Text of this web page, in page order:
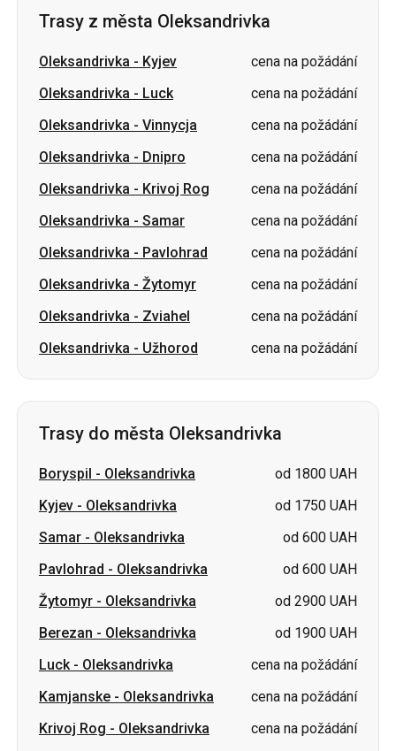
Trasy z města Oleksandrivka
Oleksandrivka - Kyjev
cena na požádání
Oleksandrivka - Luck
cena na požádání
Oleksandrivka - Vinnycja
cena na požádání
Oleksandrivka - Dnipro
cena na požádání
Oleksandrivka - Krivoj Rog
cena na požádání
Oleksandrivka - Samar
cena na požádání
Oleksandrivka - Pavlohrad
cena na požádání
Oleksandrivka - Žytomyr
cena na požádání
Oleksandrivka - Zviahel
cena na požádání
Oleksandrivka - Užhorod cena na požádání
Trasy do města Oleksandrivka
Boryspil - Oleksandrivka
od 1800 UAH
Kyjev - Oleksandrivka
od 1750 UAH
Samar - Oleksandrivka
od 600 UAH
Pavlohrad - Oleksandrivka
od 600 UAH
Žytomyr - Oleksandrivka
od 2900 UAH
Berezan - Oleksandrivka
od 1900 UAH
Luck- Oleksandrivka
cena na požádání
Kamjanske - Oleksandrivka
cena na požádání
Krivoj Rog - Oleksandrivka
cena na požádání